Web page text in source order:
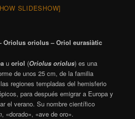
SLIDESHOW]
Oriolus oriolus – Oriol eurasiàtic
uoriol (Oriolus oriolus) es una
de unos 25 cm, de la familia
regiones templadas del hemisferio
para después emigrar a Europa y
el verano. Su nombre científico
, «dorado», «ave de oro».